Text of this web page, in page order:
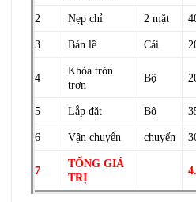
2 Nẹp chỉ 2 mặt
3 Bản lề Cái
4
Khóa tròn
trơn
Bộ
5 Lắp đặt Bộ
6 Vận chuyển chuyến
7
TỔNG GIÁ
TRỊ